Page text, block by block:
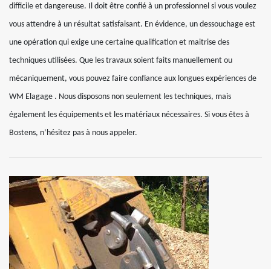
difficile et dangereuse. Il doit être confié à un professionnel si vous voulez
vous attendre à un résultat satisfaisant. En évidence, un dessouchage est
une opération qui exige une certaine qualification et maitrise des
techniques utilisées. Que les travaux soient faits manuellement ou
mécaniquement, vous pouvez faire confiance aux longues expériences de
WM Elagage . Nous disposons non seulement les techniques, mais
également les équipements et les matériaux nécessaires. Si vous êtes à
Bostens, n’hésitez pas à nous appeler.